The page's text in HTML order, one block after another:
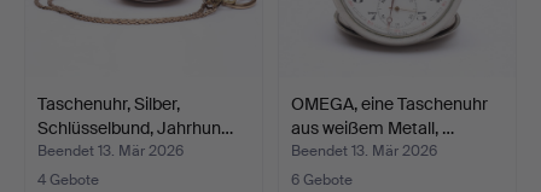
Taschenuhr, Silber,
Schlüsselbund, Jahrhun…
Beendet 13. Mär 2026
4 Gebote
OMEGA, eine Taschenuhr
aus weißem Metall, …
Beendet 13. Mär 2026
6 Gebote